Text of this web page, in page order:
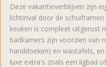
Deze vakantieverblijven zijn
lichtinval door de
keuken is compleet uitgerust
badkamers zijn voorzien van
handdoeken) en wastafels,
luxe extra's zoals een ligbad